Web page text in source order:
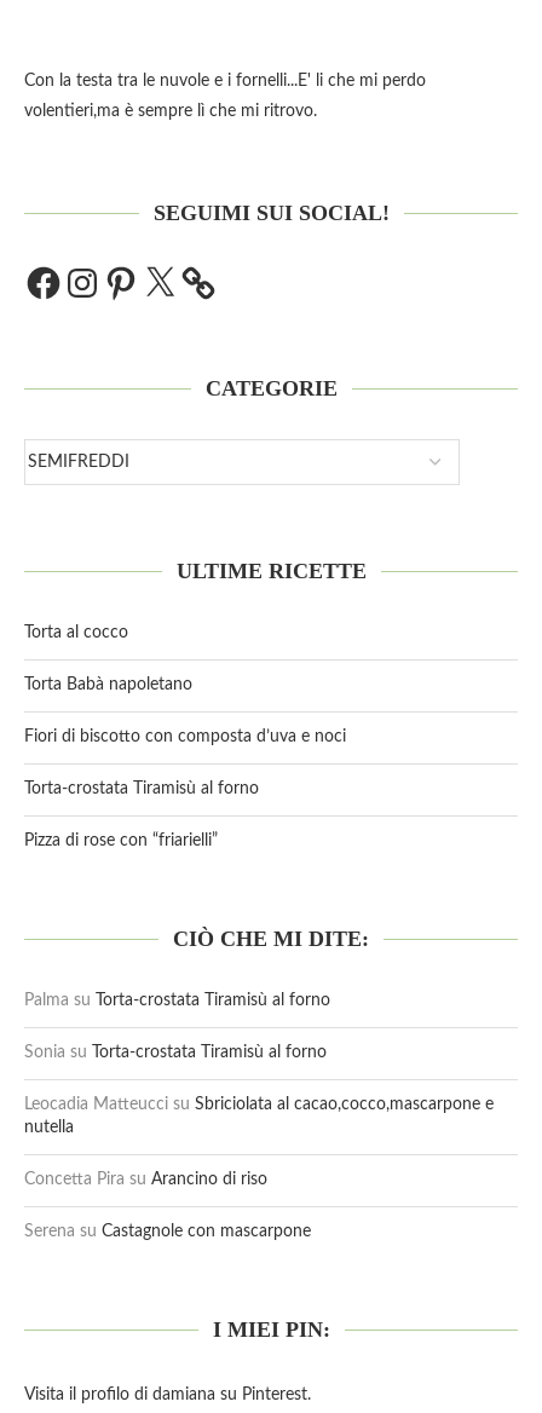
Con la testa tra le nuvole e i fornelli...E' li che mi perdo
volentieri,ma è sempre lì che mi ritrovo.
SEGUIMI SUI SOCIAL!
CATEGORIE
ULTIME RICETTE
Torta al cocco
Torta Babà napoletano
Fiori di biscotto con composta d’uva e noci
Torta-crostata Tiramisù al forno
Pizza di rose con “friarielli”
CIÒ CHE MI DITE:
Palma su Torta-crostata Tiramisù al forno
Sonia su Torta-crostata Tiramisù al forno
Leocadia Matteucci su Sbriciolata al cacao,cocco,mascarpone e
nutella
Concetta Pira su Arancino di riso
Serena su Castagnole con mascarpone
I MIEI PIN:
Visita il profilo di damiana su Pinterest.